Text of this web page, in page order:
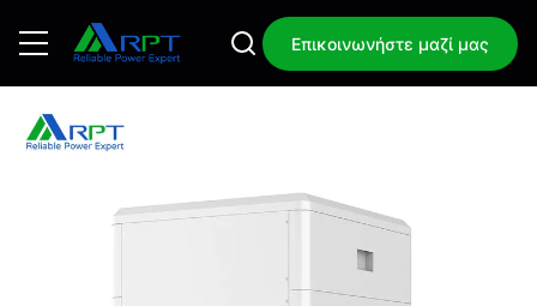
Επικοινωνήστε μαζί μας